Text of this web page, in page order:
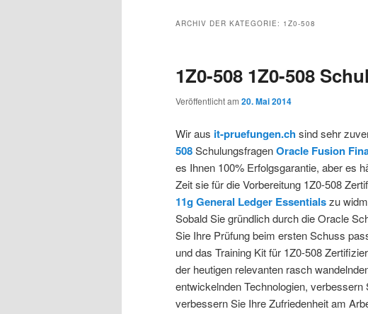
ARCHIV DER KATEGORIE: 1Z0-508
1Z0-508 1Z0-508
Veröffentlicht am 20. Mai 2014
Wir aus it-pruefungen.chsind sehr
508SchulungsfragenOracle Fusion
es Ihnen 100% Erfolgsgarantie, aber es
Zeit sie für die Vorbereitung 1Z0-508
11g General Ledger Essentialszu
Sobald Sie gründlich durch die Oracle
Sie Ihre Prüfung beim ersten Schuss
und das Training Kit für 1Z0-508
der heutigen relevanten rasch
entwickelnden Technologien,
verbessern Sie Ihre Zufriedenheit am